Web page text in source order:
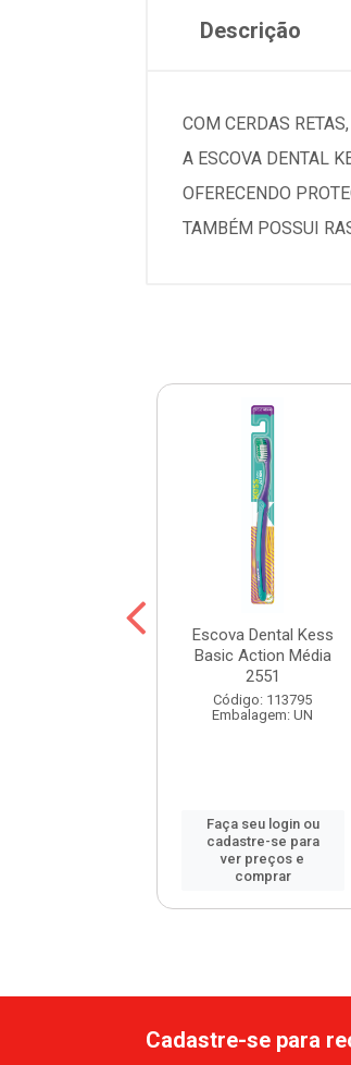
Descrição
COM CERDAS
A ESCOVA DENTAL
OFERECENDO
TAMBÉM POSSUI
Escova Dental Kess
Basic Action Média
2551
Código: 113795
Embalagem: UN
Faça seu login ou
cadastre-se para
ver preços e
comprar
Cadastre-se para